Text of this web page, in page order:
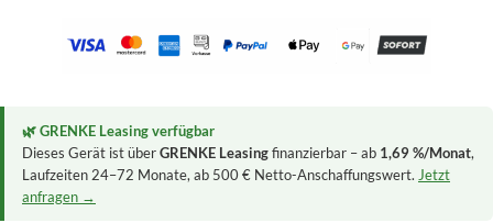
🌿 GRENKE Leasing verfügbar
Dieses Gerät ist überGRENKE Leasingfinanzierbar – ab 1,69 %/Monat,
Laufzeiten 24–72 Monate, ab 500 € Netto-Anschaffungswert. Jetzt
anfragen →